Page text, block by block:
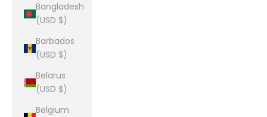
Bangladesh
(USD $)
Barbados
(USD $)
Belarus
(USD $)
Belgium